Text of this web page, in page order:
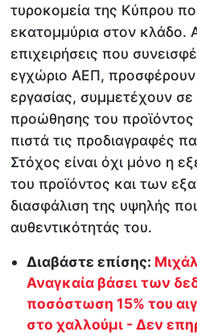
τυροκομεία της Κύπρου
εκατομμύρια στον κλάδο.
επιχειρήσεις που
εγχώριο ΑΕΠ, προσφέρουν
εργασίας, συμμετέχουν σε
προώθησης του
πιστά τις προδιαγραφές
Στόχος είναι όχι μόνο η
του προϊόντος και των
διασφάλιση της υψηλής
αυθεντικότητάς του.
Διαβάστε επίσης:
Αναγκαία βάσει των
ποσόστωση 15% του
στο χαλλούμι - Δεν